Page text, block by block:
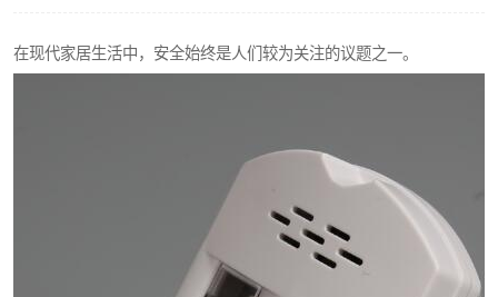
在现代家居生活中，安全始终是人们较为关注的议题之一。